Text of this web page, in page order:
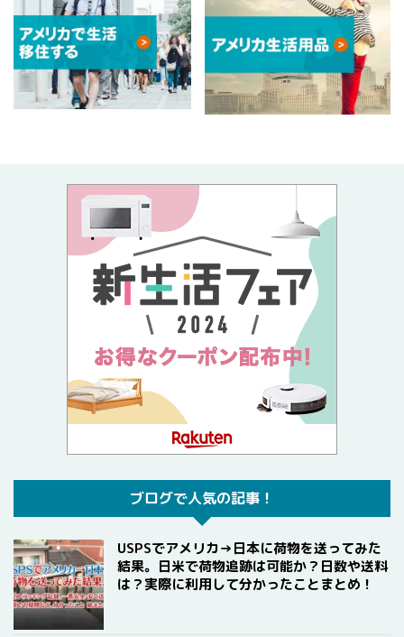
ブログで人気の記事！
USPSでアメリカ→日本に荷物を送ってみた
結果。日米で荷物追跡は可能か？日数や送料
は？実際に利用して分かったことまとめ！